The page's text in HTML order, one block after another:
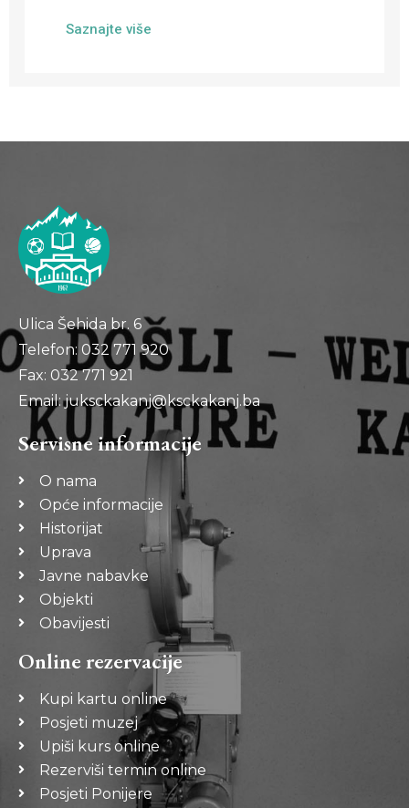
Saznajte više
Ulica Šehida br. 6
Telefon: 032 771 920
Fax: 032 771 921
Email: juksckakanj@ksckakanj.ba
Servisne informacije
O nama
Opće informacije
Historijat
Uprava
Javne nabavke
Objekti
Obavijesti
Online rezervacije
Kupi kartu online
Posjeti muzej
Upiši kurs online
Rezerviši termin online
Posjeti Ponijere